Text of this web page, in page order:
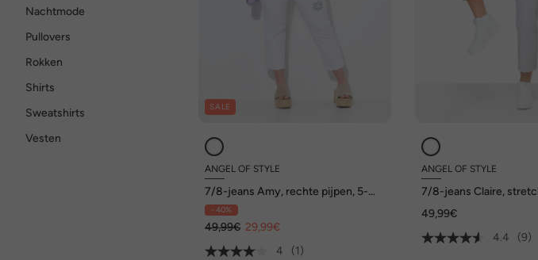
Nachtmode
Pullovers
Rokken
Shirts
Sweatshirts
Vesten
SALE
ANGEL OF STYLE
7/8-jeans Amy, rechte pijpen, 5-
pocket
- 40%
49,99€ 29,99€
4
(1)
ANGEL OF STYLE
7/8-jeans Claire,
49,99€
4.4
(9)